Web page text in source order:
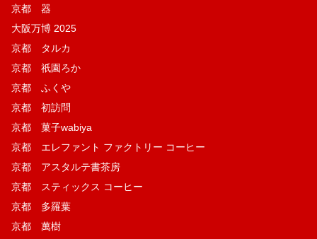
京都 器
大阪万博 2025
京都 タルカ
京都 祇園ろか
京都 ふくや
京都 初訪問
京都 菓子wabiya
京都 エレファント ファクトリー コーヒー
京都 アスタルテ書茶房
京都 スティックス コーヒー
京都 多羅葉
京都 萬樹